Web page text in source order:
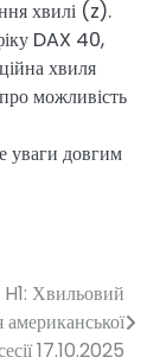
хвилі (z).
DAX 40,
хвиля
можливість
уваги довгим
Хвильовий
американської
17.10.2025